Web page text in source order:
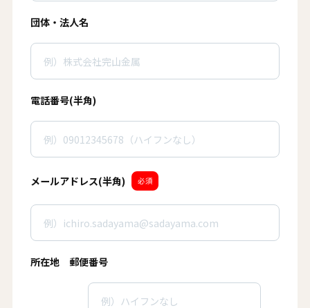
団体・法人名
電話番号(半角)
メールアドレス(半角) 必須
所在地 郵便番号